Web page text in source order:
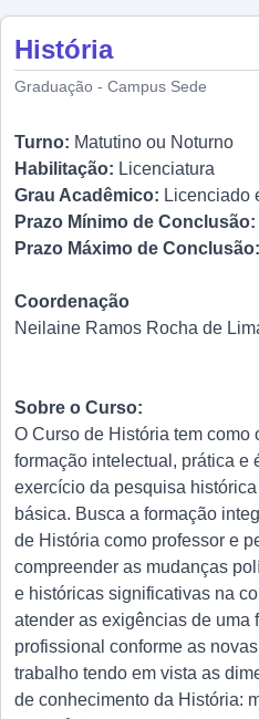
História
Graduação - Campus Sede
Turno: Matutino ou Noturno
Habilitação: Licenciatura
Grau Acadêmico: Licenciado
Prazo Mínimo de Conclusão:
Prazo Máximo de Conclusão:
Coordenação
Neilaine Ramos Rocha de
Sobre o Curso:
O Curso de História tem como
formação intelectual, prática e
exercício da pesquisa
básica. Busca a formação
de História como professor e
compreender as mudanças
e históricas significativas na
atender as exigências de uma
profissional conforme as
trabalho tendo em vista as
de conhecimento da História: